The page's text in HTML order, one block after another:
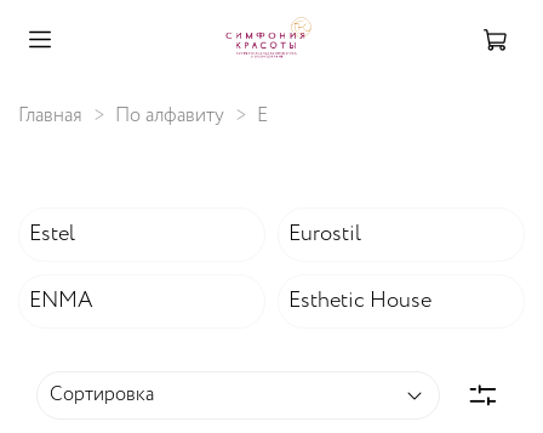
Главная По алфавиту E
Estel Eurostil
ENMA Esthetic House